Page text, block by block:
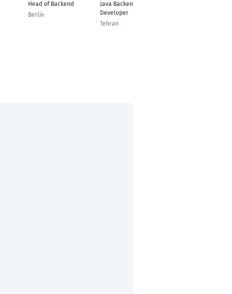
Head of Backend
Berlin
Java Backend
Developer
Tehran